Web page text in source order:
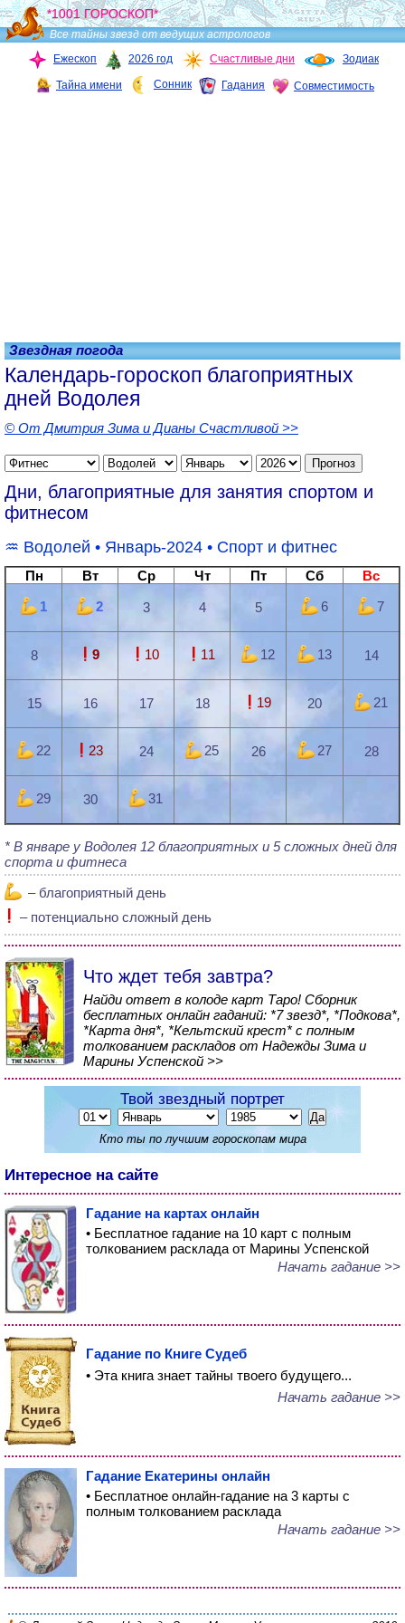
*1001 ГОРОСКОП*
Все тайны звезд от ведущих астрологов
Ежескоп
2026 год Счастливые дни Зодиак
Тайна имени Сонник Гадания Совместимость
Звездная погода
Календарь-гороскоп благоприятных
дней Водолея
© От Дмитрия Зима и Дианы Счастливой >>
Дни, благоприятные для занятия спортом и
фитнесом
Водолей • Январь-2024 • Спорт и фитнес
Пн Вт Ср Чт Пт Сб
Вс
1
2 3 4 5 6 7
8 9 10 11 12 13 14
15 16 17 18 19 20 21
22 23 24 25 26 27 28
29 30 31
В январе у Водолея 12 благоприятных и 5 сложных дней для
спорта и фитнеса
– благоприятный день
– потенциально сложный день
Что ждет тебя завтра?
Найди ответ в колоде карт Таро! Сборник
бесплатных онлайн гаданий: *7 звезд*, *Подкова*,
*Карта дня*, *Кельтский крест* с полным
толкованием раскладов от Надежды Зима и
Марины Успенской >>
Твой звездный портрет
Кто ты по лучшим гороскопам мира
Интересное на сайте
Гадание на картах онлайн
• Бесплатное гадание на 10 карт с полным
толкованием расклада от Марины Успенской
Начать гадание >>
Гадание по Книге Судеб
• Эта книга знает тайны твоего будущего...
Начать гадание >>
Гадание Екатерины онлайн
• Бесплатное онлайн-гадание на 3 карты с
полным толкованием расклада
Начать гадание >>